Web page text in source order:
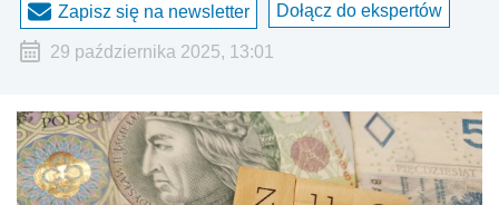
Zapisz się na newsletter Dołącz do ekspertów
29 października 2025, 13:01